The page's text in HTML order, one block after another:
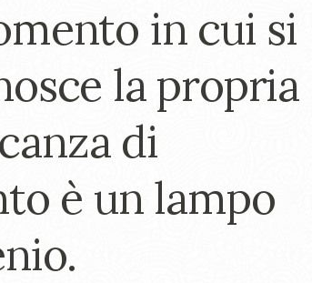
in cui si
la propria
di
è un lampo